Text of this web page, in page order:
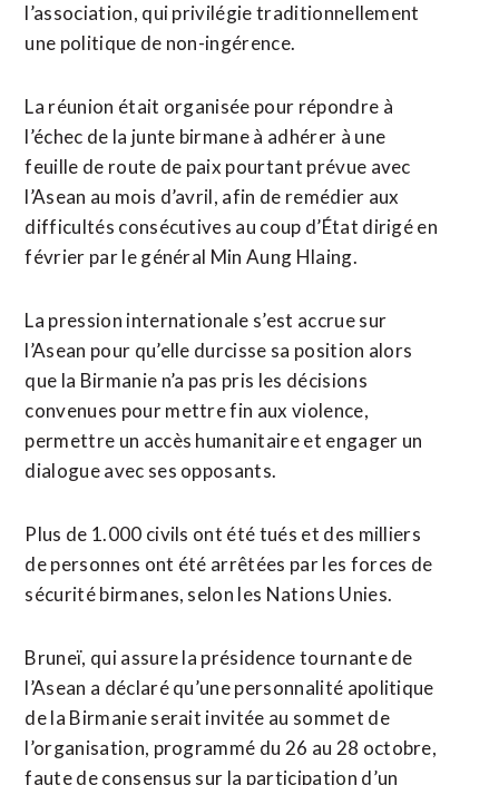
l’association, qui privilégie traditionnellement
une politique de non-ingérence.
La réunion était organisée pour répondre à
l’échec de la junte birmane à adhérer à une
feuille de route de paix pourtant prévue avec
l’Asean au mois d’avril, afin de remédier aux
difficultés consécutives au coup d’État dirigé en
février par le général Min Aung Hlaing.
La pression internationale s’est accrue sur
l’Asean pour qu’elle durcisse sa position alors
que la Birmanie n’a pas pris les décisions
convenues pour mettre fin aux violence,
permettre un accès humanitaire et engager un
dialogue avec ses opposants.
Plus de 1.000 civils ont été tués et des milliers
de personnes ont été arrêtées par les forces de
sécurité birmanes, selon les Nations Unies.
Bruneï, qui assure la présidence tournante de
l’Asean a déclaré qu’une personnalité apolitique
de la Birmanie serait invitée au sommet de
l’organisation, programmé du 26 au 28 octobre,
faute de consensus sur la participation d’un